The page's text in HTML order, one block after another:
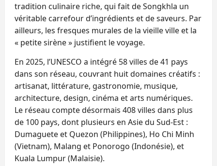
tradition culinaire riche, qui fait de Songkhla un
véritable carrefour d’ingrédients et de saveurs. Par
ailleurs, les fresques murales de la vieille ville et la
« petite sirène » justifient le voyage.
En 2025, l’UNESCO a intégré 58 villes de 41 pays
dans son réseau, couvrant huit domaines créatifs :
artisanat, littérature, gastronomie, musique,
architecture, design, cinéma et arts numériques.
Le réseau compte désormais 408 villes dans plus
de 100 pays, dont plusieurs en Asie du Sud-Est :
Dumaguete et Quezon (Philippines), Ho Chi Minh
(Vietnam), Malang et Ponorogo (Indonésie), et
Kuala Lumpur (Malaisie).